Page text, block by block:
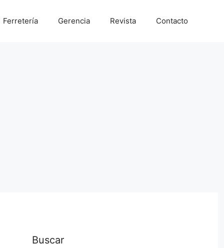
Ferretería Gerencia Revista Contacto
Buscar